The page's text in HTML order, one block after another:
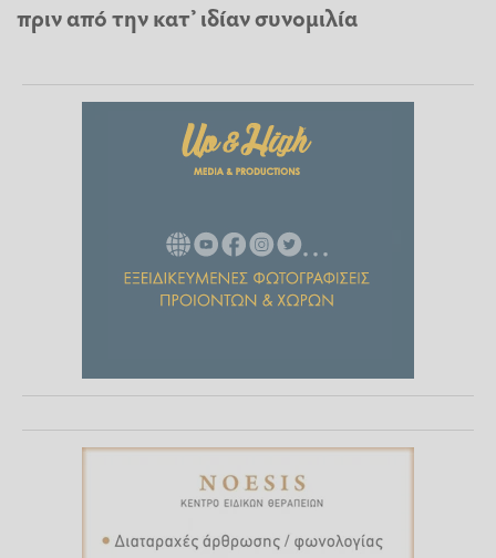
πριν από την κατ’ ιδίαν συνομιλία